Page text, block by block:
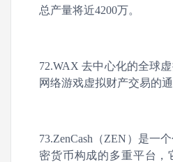
总产量将近4200万。
72.WAX 去中心化的全球
网络游戏虚拟财产交易的
73.ZenCash（ZEN）是一
密货币构成的多重平台，